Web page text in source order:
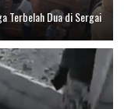
Terbelah Dua di Sergai